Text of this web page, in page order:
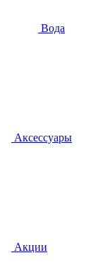
Вода
Аксессуары
Акции